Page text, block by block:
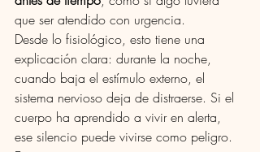
que ser atendido con urgencia.
Desde lo fisiológico, esto tiene una
explicación clara: durante la noche,
cuando baja el estímulo externo, el
sistema nervioso deja de distraerse. Si el
cuerpo ha aprendido a vivir en alerta,
ese silencio puede vivirse como peligro.